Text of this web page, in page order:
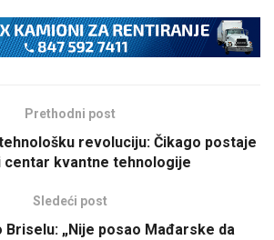
Prethodni post
revoluciju: Čikago postaje
centar kvantne tehnologije
Sledeći post
Briselu: „Nije posao Mađarske da